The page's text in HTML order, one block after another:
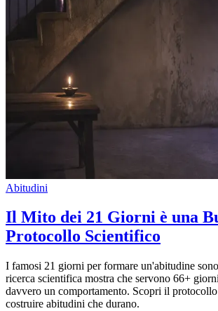
Abitudini
Il Mito dei 21 Giorni è una
Protocollo Scientifico
I famosi 21 giorni per formare un'abitudine
ricerca scientifica mostra che servono 66+
davvero un comportamento. Scopri il
costruire abitudini che durano.